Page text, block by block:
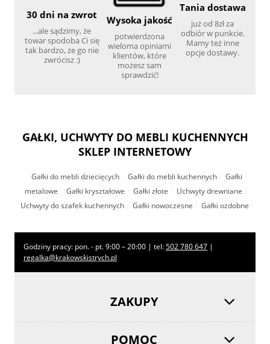
30 dni na zwrot
...ale sądzimy, że
towar spodoba Ci się
tak bardzo, że go nie
zwrócisz :)
Wysoka jakość
potwierdzona
wieloma opiniami
klientów, które
możesz sam
sprawdzić!
Tania dostawa
już od 8zł za
odbiór w punkcie.
Mamy też inne
opcje dostawy.
GAŁKI, UCHWYTY DO MEBLI KUCHENNYCH
SKLEP INTERNETOWY
Gałki do mebli dziecięcych Gałki do mebli kuchennych
Gałki
metalowe
Gałki kryształowe Gałki złote
Uchwyty drewniane
Uchwyty do szafek kuchennych
Gałki nowoczesne Gałki ozdobne
Godziny pracy: pon. - pt. 9:00 – 20:00 | tel:502 780 647 |
regalka@krakowskistrych.pl
ZAKUPY
POMOC